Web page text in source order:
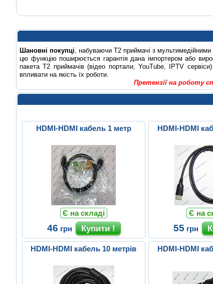
Шановні покупці, набуваючи Т2 приймачі з
цю функцію поширюється гарантія дана імпортером або
пакета Т2 приймачів (відео портали, YouTube, IPTV
впливати на якість їх роботи.
Претензії на роботу
HDMI-HDMI кабель 1 метр
Є на складі
46 грн
HDMI-HDMI
Є на
55 грн
HDMI-HDMI кабель 10 метрів HDMI-HDMI